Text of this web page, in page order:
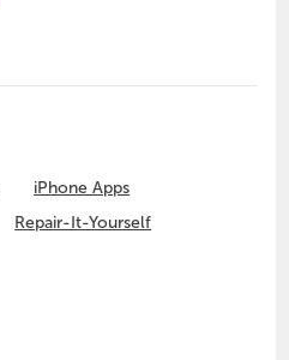
iPhone Apps
Repair-It-Yourself